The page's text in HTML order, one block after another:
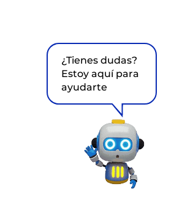
¿Tienes dudas?
Estoy aquí para
ayudarte